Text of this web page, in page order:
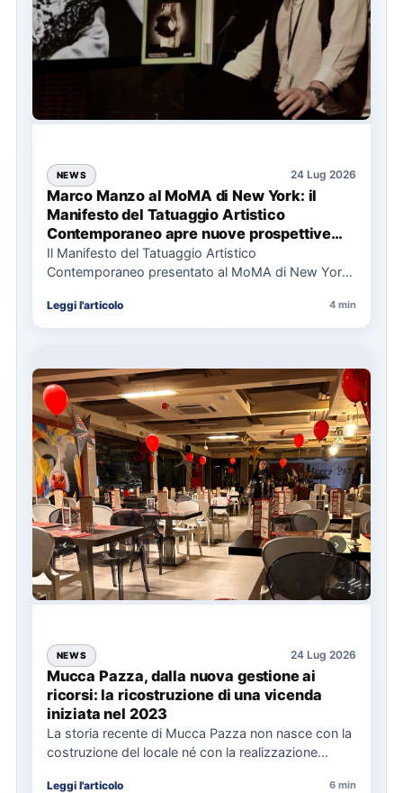
NEWS 24 Lug 2026
Marco Manzo al MoMA di New York: il
Manifesto del Tatuaggio Artistico
Contemporaneo apre nuove prospettive
per il collezionismo
Il Manifesto del Tatuaggio Artistico
Contemporaneo presentato al MoMA di New York
Leggi l'articolo 4 min
NEWS 24 Lug 2026
Mucca Pazza, dalla nuova gestione ai
ricorsi: la ricostruzione di una vicenda
iniziata nel 2023
La storia recente di Mucca Pazza non nasce con la
costruzione del locale né con la realizzazione
Leggi l'articolo 6 min